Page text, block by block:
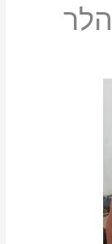
הלר